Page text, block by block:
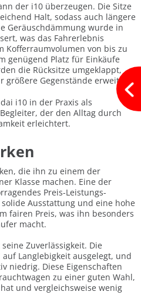
der i10 überzeugen. Die Sitze
Halt, sodass auch längere
Geräuschdämmung wurde in
was das Fahrerlebnis
Kofferraumvolumen von bis zu
genügend Platz für Einkäufe
die Rücksitze umgeklappt,
größere Gegenstände erweitern.
i10 in der Praxis als
der den Alltag durch
erleichtert.
die ihn zu einem der
Klasse machen. Eine der
Preis-Leistungs-
Ausstattung und eine hohe
fairen Preis, was ihn besonders
macht.
Zuverlässigkeit. Die
Langlebigkeit ausgelegt, und
niedrig. Diese Eigenschaften
zu einer guten Wahl,
und vergleichsweise wenig